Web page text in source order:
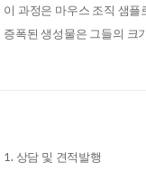
이 과정은 마우스 조직 샘
증폭된 생성물은 그들의 크
1. 상담 및 견적발행